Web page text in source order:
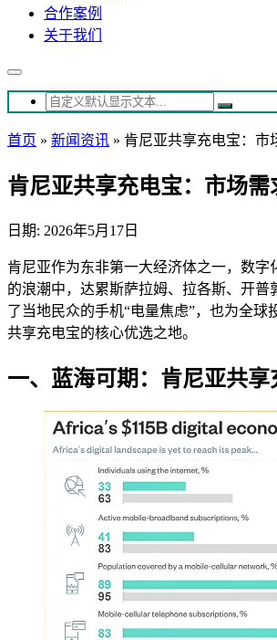
合作案例
关于我们
首页 » 新闻资讯 » 肯尼亚共享充电宝：市
肯尼亚共享充电宝：市场
日期: 2026年5月17日
肯尼亚作为东非第一大经济体之一，数
的浪潮中，达累斯萨拉姆、拉各斯、开
了当地民众的手机“电量焦虑”，也为全球
共享充电宝的核心优选之地。
一、蓝海可期：肯尼亚共